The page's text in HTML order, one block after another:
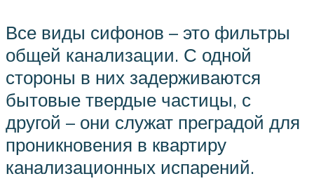
Все виды сифонов – это фильтры
общей канализации. С одной
стороны в них задерживаются
бытовые твердые частицы, с
другой – они служат преградой для
проникновения в квартиру
канализационных испарений.